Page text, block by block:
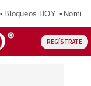
Bloqueos HOY
REGÍSTRATE